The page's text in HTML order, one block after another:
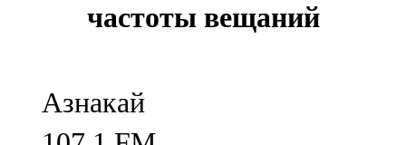
частоты вещаний
Азнакай